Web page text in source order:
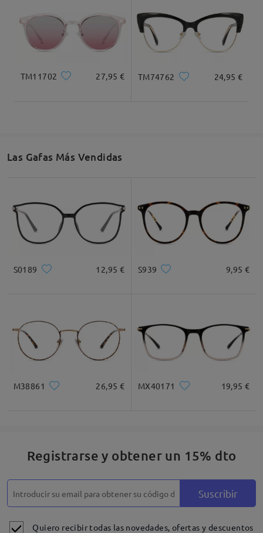
Ancho Total Longitud de Patillas
Recomendación de Rostro
* Solo Para Referencia
Descripción del Producto
TM11702 27,95 € TM74762 24,95 €
Las Gafas Más Vendidas
S0189 12,95 € S939 9,95 €
M38861 26,95 € MX40171 19,95 €
Registrarse y obtener un 15% dto
Suscribir
Quiero recibir todas las novedades, ofertas y descuentos